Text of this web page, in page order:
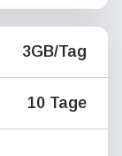
3GB/Tag
10 Tage